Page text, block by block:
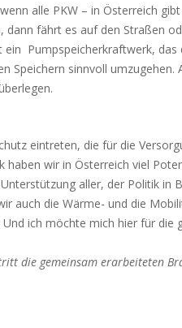
alle PKW – in Österreich
fährt es auf den Straßen
Pumpspeicherkraftwerk, das
Speichern sinnvoll umzugehen.
eintreten, die für die
wir in Österreich viel
aller, der Politik in
auch die Wärme- und die
ich möchte mich hier für die
die gemeinsam erarbeiteten